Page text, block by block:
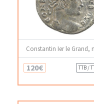
Constantin Ier le Grand,
120€ TTB /